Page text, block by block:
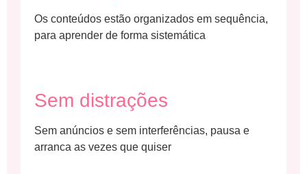
Os conteúdos estão organizados em sequência,
para aprender de forma sistemática
Sem distrações
Sem anúncios e sem interferências, pausa e
arranca as vezes que quiser